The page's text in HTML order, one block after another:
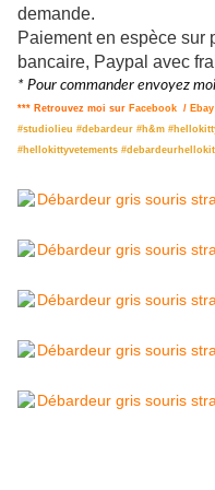
demande.
Paiement en espèce sur
bancaire, Paypal avec
* Pour commander envoyez
*** Retrouvez moi sur Facebook / Ebay
#studiolieu #debardeur #h&m
#hellokittyvetements